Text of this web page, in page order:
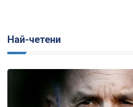
Най-четени